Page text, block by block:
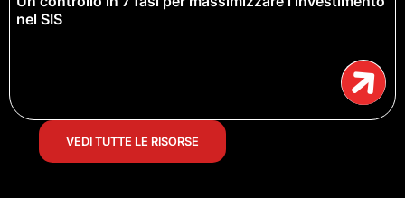
nel SIS
VEDI TUTTE LE RISORSE